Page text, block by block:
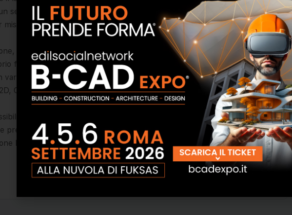
set di funzioni meno avanzate e di una precisione della distanza di livello
in interno e applicazioni su piccole aree.
gli utenti hanno libertà di scelta illimitata di sfruttare gli strumenti
flusso di lavoro. I dati delle nuvole di punti acquisiti con i laser scanner
vari pacchetti software tra cui CAM2 SCENE, CAM2 As-Built, CAM2-
CAM2 Zone 3D o software di terze parti come Autodesk ReCap.
di eseguire le scansioni anche in piena luce solare. La scansione
pressoché senza limiti i dati di scansione tramite SCENE Webshare Cloud
laser realmente mobile.